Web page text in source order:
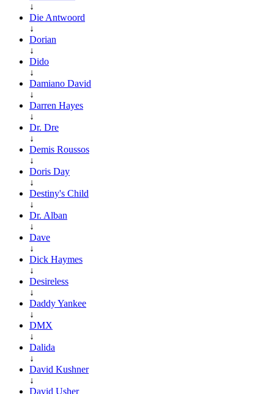
↓
Die Antwoord
↓
Dorian
↓
Dido
↓
Damiano David
↓
Darren Hayes
↓
Dr. Dre
↓
Demis Roussos
↓
Doris Day
↓
Destiny's Child
↓
Dr. Alban
↓
Dave
↓
Dick Haymes
↓
Desireless
↓
Daddy Yankee
↓
DMX
↓
Dalida
↓
David Kushner
↓
David Usher